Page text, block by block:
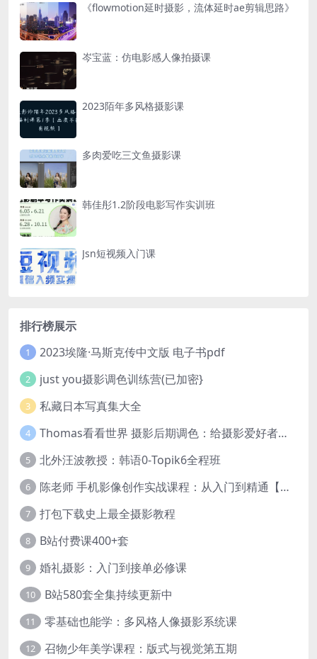
《flowmotion延时摄影，流体延时ae剪辑思路》
岑宝蓝：仿电影感人像拍摄课
2023陌年多风格摄影课
多肉爱吃三文鱼摄影课
韩佳彤1.2阶段电影写作实训班
Jsn短视频入门课
排行榜展示
1 2023埃隆·马斯克传中文版 电子书pdf
2 just you摄影调色训练营(已加密}
3 私藏日本写真集大全
4 Thomas看看世界 摄影后期调色：给摄影爱好者的色彩课 网盘下载
5 北外汪波教授：韩语0-Topik6全程班
6 陈老师 手机影像创作实战课程：从入门到精通【完结】
7 打包下载史上最全摄影教程
8 B站付费课400+套
9 婚礼摄影：入门到接单必修课
10 B站580套全集持续更新中
11 零基础也能学：多风格人像摄影系统课
12 召物少年美学课程：版式与视觉第五期